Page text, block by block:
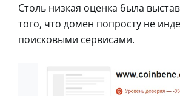
Столь низкая оценка была
того, что домен попросту не
поисковыми сервисами.